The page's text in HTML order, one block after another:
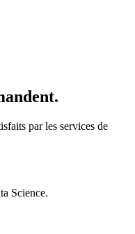
par les services de
Science.